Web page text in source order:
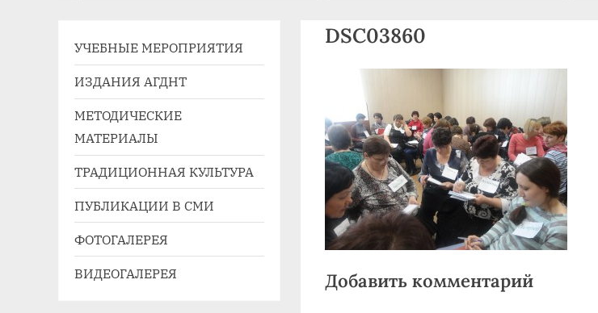
mail:
agdnt@yandex.ru
тел./
факс:
(3852)
63
39
Toggle
DSC03860
Добавить комментарий
УЧЕБНЫЕ МЕРОПРИЯТИЯ
ИЗДАНИЯ АГДНТ
МЕТОДИЧЕСКИЕ
МАТЕРИАЛЫ
ТРАДИЦИОННАЯ КУЛЬТУРА
ПУБЛИКАЦИИ В СМИ
ФОТОГАЛЕРЕЯ
ВИДЕОГАЛЕРЕЯ